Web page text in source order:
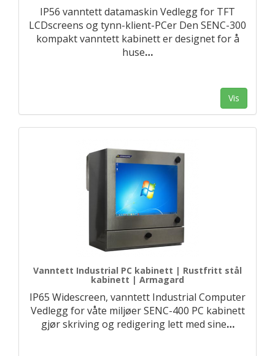
IP56 vanntett datamaskin Vedlegg for TFT
LCDscreens og tynn-klient-PCer Den SENC-300
kompakt vanntett kabinett er designet for å
huse…
Vis
Vanntett Industrial PC kabinett | Rustfritt stål
kabinett | Armagard
IP65 Widescreen, vanntett Industrial Computer
Vedlegg for våte miljøer SENC-400 PC kabinett
gjør skriving og redigering lett med sine…